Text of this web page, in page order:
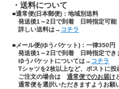
・送料について
■通常便(日本郵便)： 地域別送料
発送後1～2日で到着 日時指定可能
詳しい送料は→ コチラ
■メール便(ゆうパケット)：一律350円
発送後1～2日で到着 日時指定でき
ゆうパケットについては→ コチラ
Tシャツを2枚以上など、ポストに投
ご注文の場合は 通常便でのお届け
通常便を選択いただきますようお願